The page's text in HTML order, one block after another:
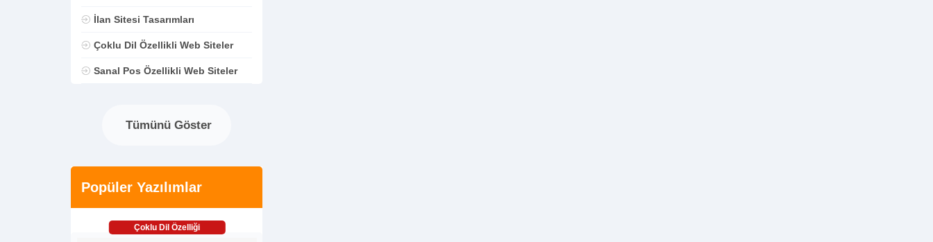
İlan Sitesi Tasarımları
Çoklu Dil Özellikli Web Siteler
Sanal Pos Özellikli Web Siteler
Tümünü Göster
Popüler Yazılımlar
Çoklu Dil Özelliği